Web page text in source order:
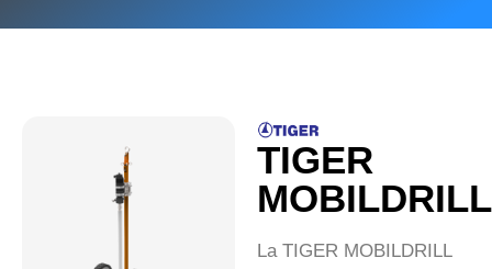
TIGER
MOBILDRILL
La TIGER MOBILDRILL